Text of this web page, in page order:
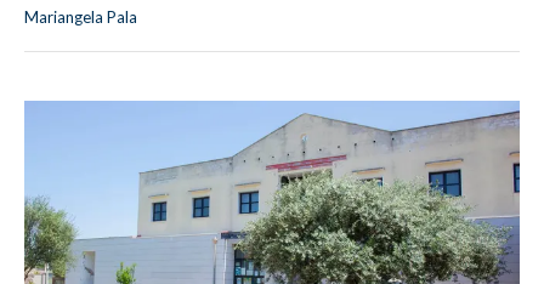
Mariangela Pala